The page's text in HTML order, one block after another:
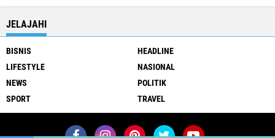
JELAJAHI
BISNIS
HEADLINE
LIFESTYLE
NASIONAL
NEWS
POLITIK
SPORT
TRAVEL